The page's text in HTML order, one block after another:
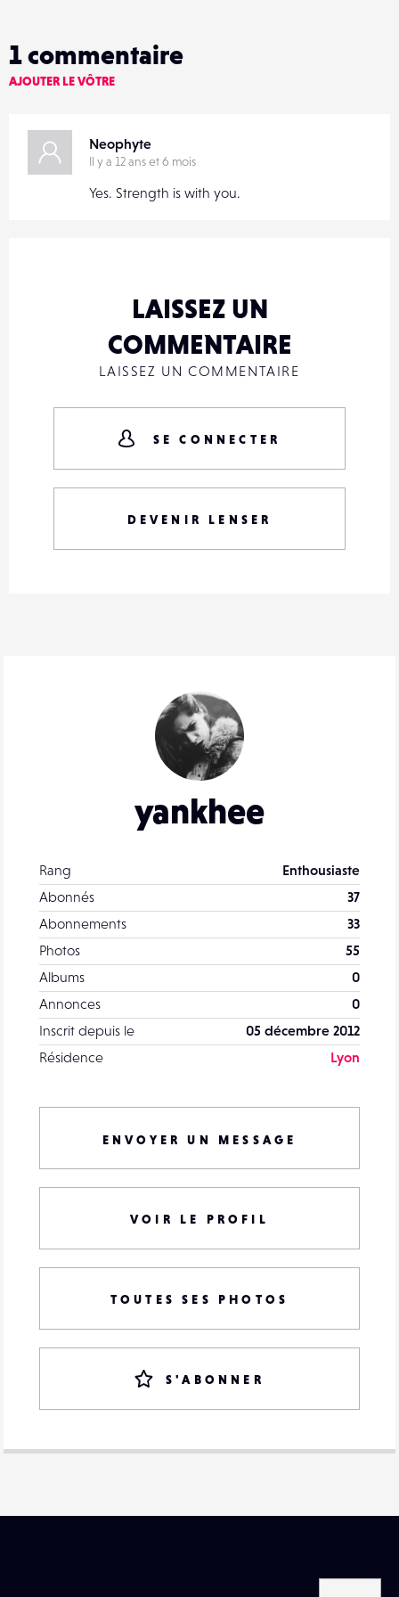
yankhee
Rang
Enthousiaste
Abonnés
37
Abonnements
33
Photos
55
Albums
0
Annonces
0
Inscrit depuis le
05 décembre 2012
Résidence
Lyon
ENVOYER UN MESSAGE
VOIR LE PROFIL
TOUTES SES PHOTOS
S'ABONNER
1commentaire
AJOUTER LE VÔTRE
Neophyte
Il y a 12 ans et 6 mois
Yes. Strength is with you.
LAISSEZ UN
COMMENTAIRE
LAISSEZ UN COMMENTAIRE
SE CONNECTER
DEVENIR LENSER